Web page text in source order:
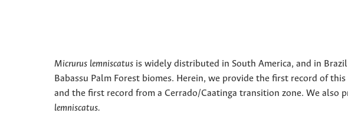
Micrurus lemniscatus is widely distributed in South America, and in
Babassu Palm Forest biomes. Herein, we provide the first record of
and the first record from a Cerrado/Caatinga transition zone. We also
lemniscatus.